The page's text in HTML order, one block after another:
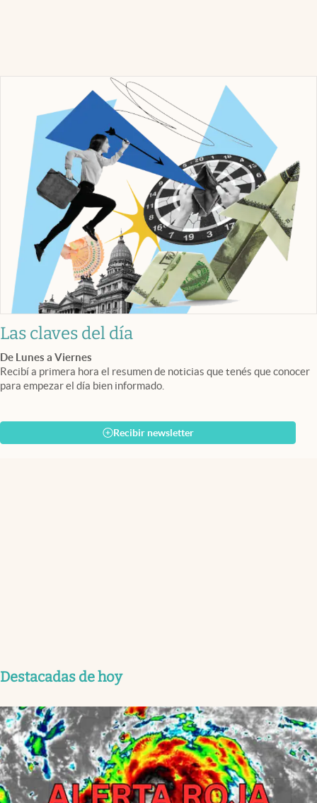
Las claves del día
De Lunes a Viernes
Recibí a primera hora el resumen de noticias que tenés que conocer
para empezar el día bien informado.
Recibir newsletter
Destacadas de hoy